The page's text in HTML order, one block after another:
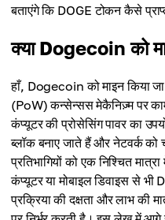
बताएंगे कि DOGE टोकन कैसे
क्या Dogecoin को
हाँ, Dogecoin को माइन किया
(PoW) कन्सेन्सस मेकैनिज़्म पर
कंप्यूटर की प्रोसेसिंग पावर का
ब्लॉक बनाए जाते हैं और नेटवर्क
प्रतिभागियों को एक निश्चित
कंप्यूटर या मोबाइल डिवाइस से
प्रक्रिया की दक्षता और लाभ की